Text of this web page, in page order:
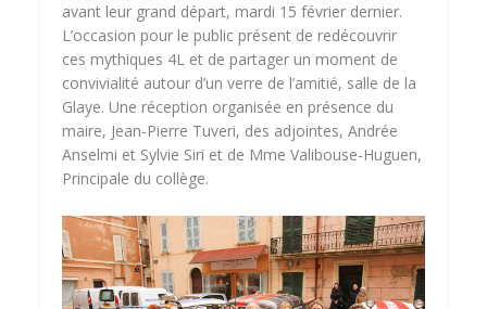
avant leur grand départ, mardi 15 février dernier.
L’occasion pour le public présent de redécouvrir
ces mythiques 4L et de partager un moment de
convivialité autour d’un verre de l’amitié, salle de la
Glaye. Une réception organisée en présence du
maire, Jean-Pierre Tuveri, des adjointes, Andrée
Anselmi et Sylvie Siri et de Mme Valibouse-Huguen,
Principale du collège.